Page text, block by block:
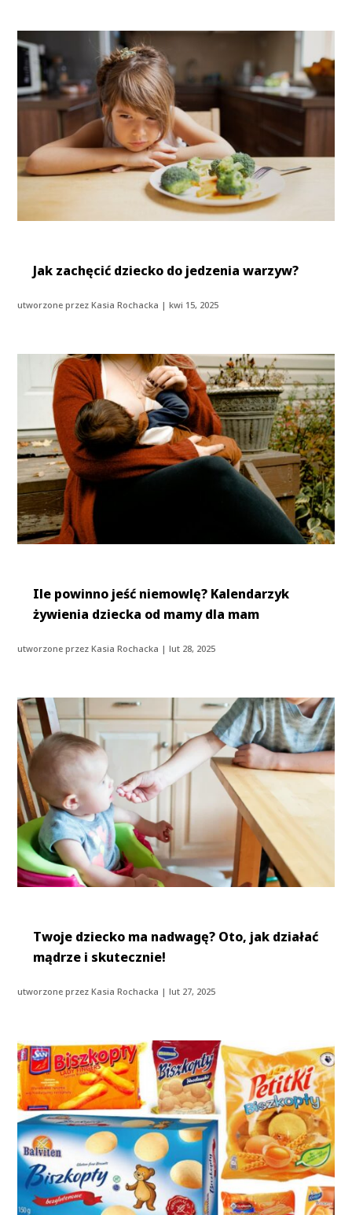
Jak zachęcić dziecko do jedzenia warzyw?
utworzone przezKasia Rochacka |kwi 15, 2025
Ile powinno jeść niemowlę? Kalendarzyk
żywienia dziecka od mamy dla mam
utworzone przezKasia Rochacka |lut 28, 2025
Twoje dziecko ma nadwagę? Oto, jak działać
mądrze i skutecznie!
utworzone przezKasia Rochacka |lut 27, 2025